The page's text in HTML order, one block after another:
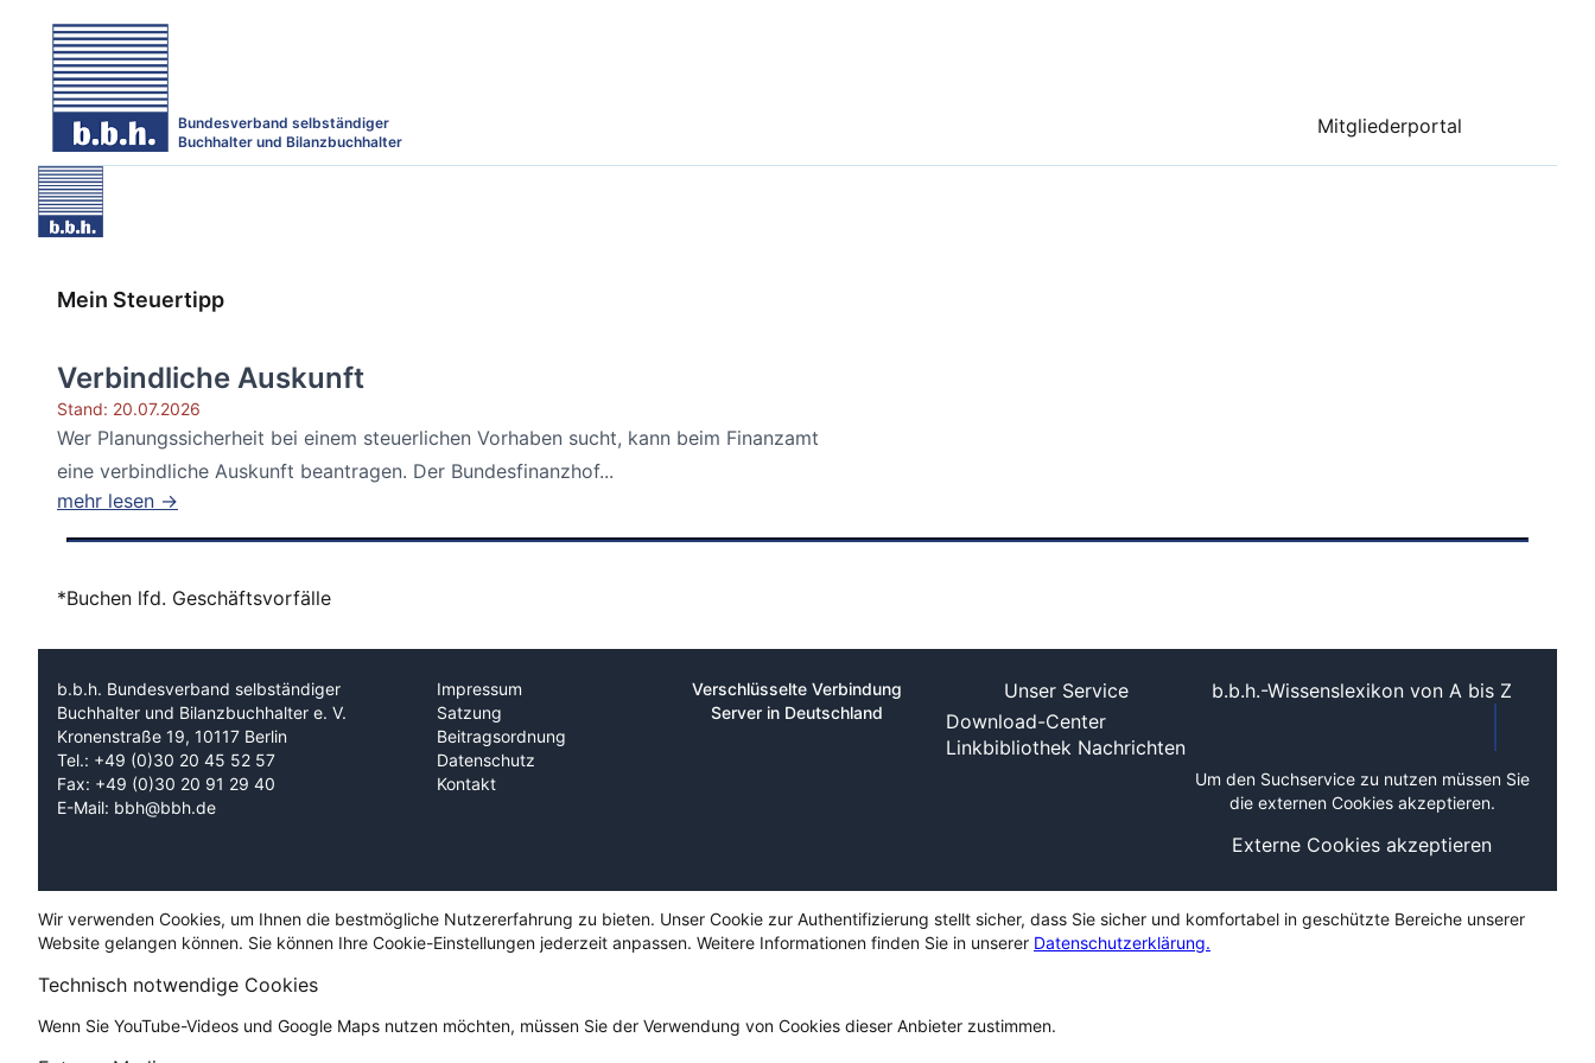
Bundesverband selbständiger
Buchhalter und Bilanzbuchhalter
Mitgliederportal
Mein Steuertipp
Verbindliche Auskunft
Stand: 20.07.2026
Wer Planungssicherheit bei einem steuerlichen Vorhaben sucht, kann beim Finanzamt
eine verbindliche Auskunft beantragen. Der Bundesfinanzhof...
mehr lesen →
*Buchen lfd. Geschäftsvorfälle
b.b.h. Bundesverband selbständiger
Buchhalter und Bilanzbuchhalter e. V.
Kronenstraße 19, 10117 Berlin
Tel.: +49 (0)30 20 45 52 57
Fax: +49 (0)30 20 91 29 40
E-Mail: bbh@bbh.de
Impressum
Satzung
Beitragsordnung
Datenschutz
Kontakt
Verschlüsselte Verbindung
Server in Deutschland
Unser Service
Download-Center
Linkbibliothek Nachrichten
b.b.h.-Wissenslexikon von A bis Z
Um den Suchservice zu nutzen müssen Sie
die externen Cookies akzeptieren.
Externe Cookies akzeptieren
Wir verwenden Cookies, um Ihnen die bestmögliche Nutzererfahrung zu bieten. Unser Cookie zur Authentifizierung stellt sicher, dass Sie sicher und komfortabel in geschützte Bereiche unserer
Website gelangen können. Sie können Ihre Cookie-Einstellungen jederzeit anpassen. Weitere Informationen finden Sie in unserer Datenschutzerklärung.
Technisch notwendige Cookies
Wenn Sie YouTube-Videos und Google Maps nutzen möchten, müssen Sie der Verwendung von Cookies dieser Anbieter zustimmen.